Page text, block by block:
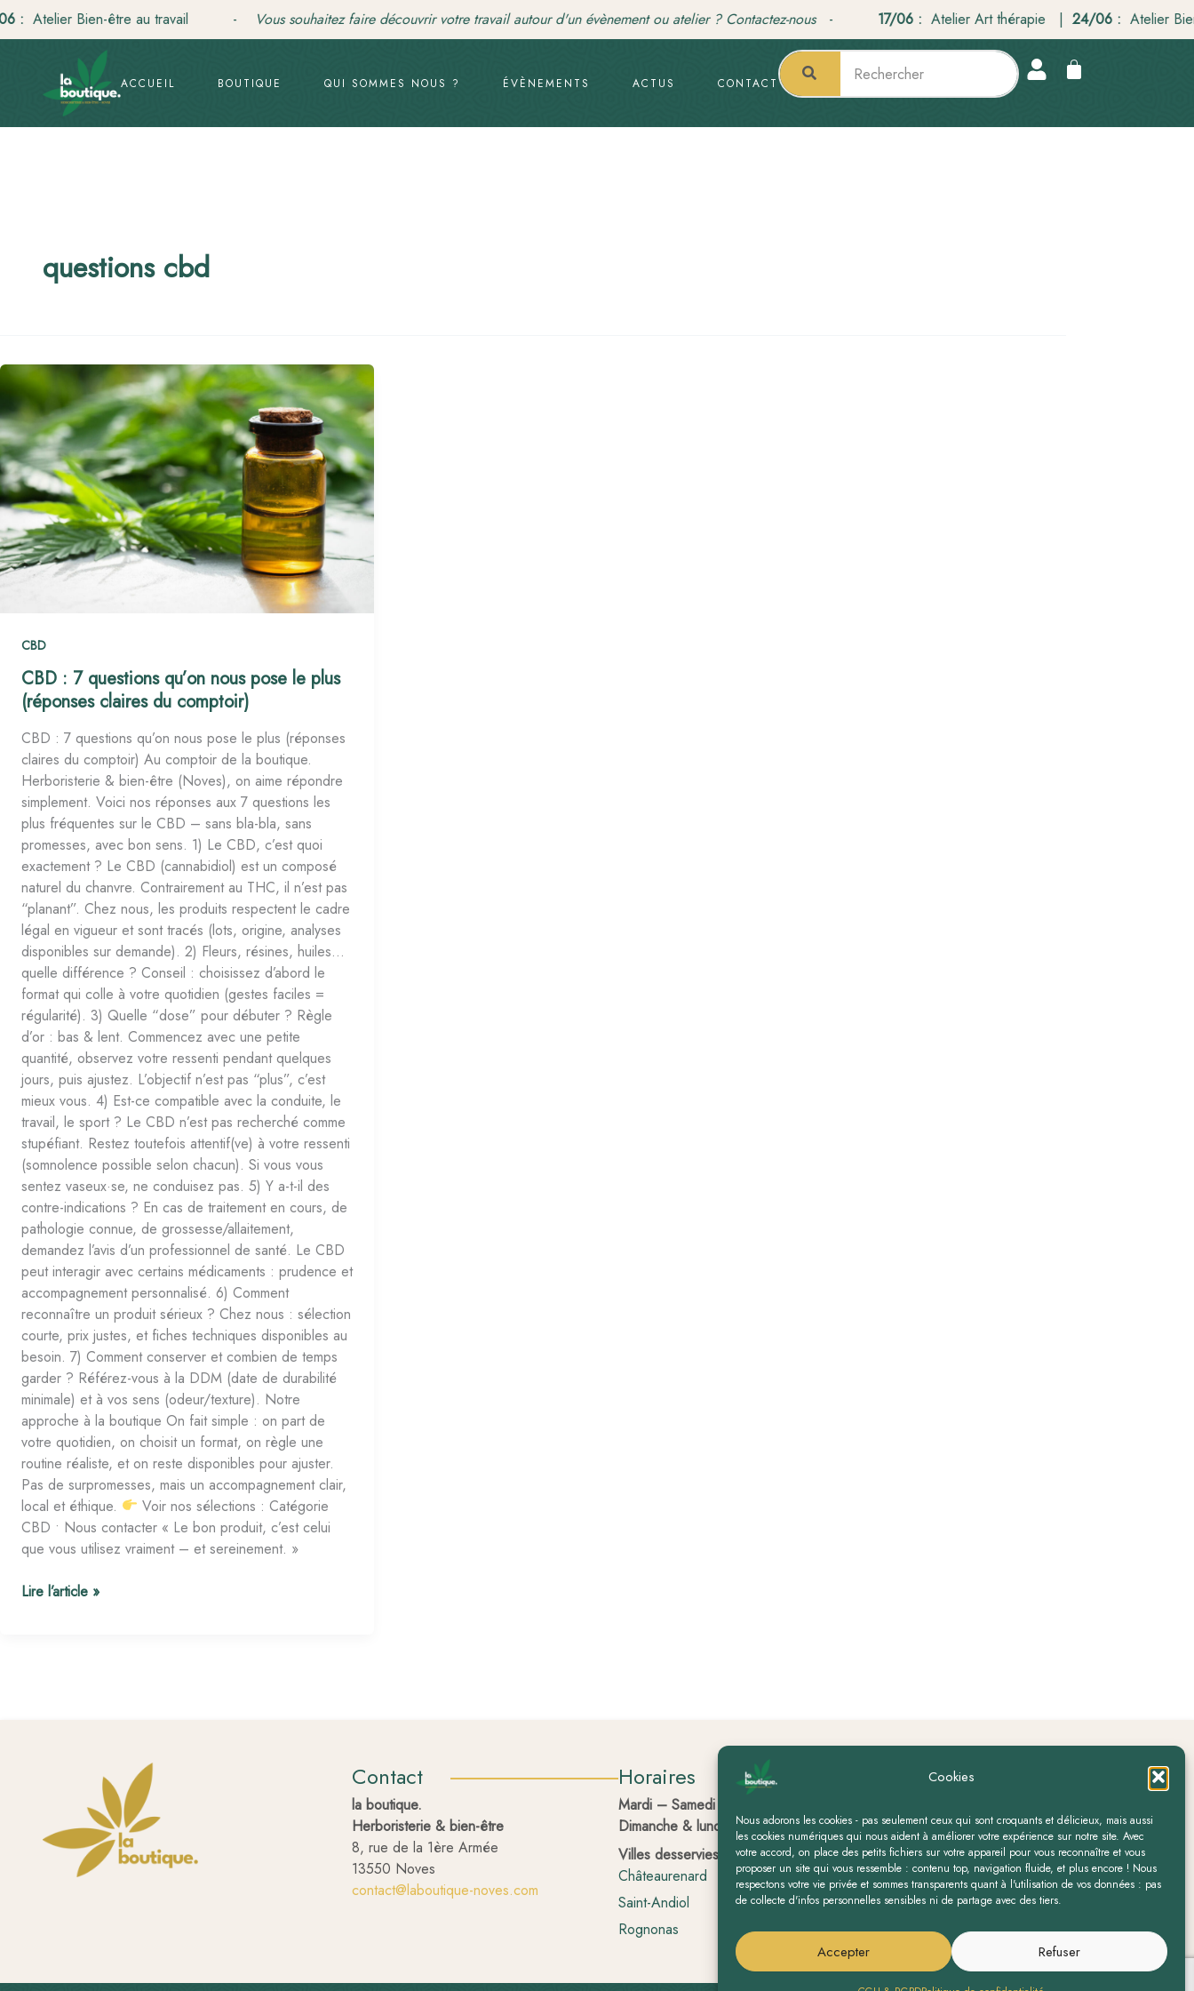
Cookies
Nous adorons les cookies - pas seulement ceux qui sont croquants et délicieux, mais aussi
les cookies numériques qui nous aident à améliorer votre expérience sur notre site. Avec
votre accord, on place des petits fichiers sur votre appareil pour vous reconnaître et vous
proposer un site qui vous ressemble : contenu top, navigation fluide, et plus encore ! Nous
respectons votre vie privée et sommes transparents quant à l'utilisation de vos données : pas
de collecte d'infos personnelles sensibles ni de partage avec des tiers.
Accepter Refuser
Aller
au
Bien-être au travail - Vous souhaitez faire découvrir votre travail autour d'un évènement ou atelier ? Contactez-nous- 17/06 :Atelier Art thérapie |24/06 :Atelier Bien-
ACCUEIL BOUTIQUE QUI SOMMES NOUS ? ÉVÈNEMENTS ACTUS CONTACT
questions cbd
CBD
CBD : 7 questions qu’on nous pose le plus
(réponses claires du comptoir)
CBD : 7 questions qu’on nous pose le plus (réponses
claires du comptoir) Au comptoir de la boutique.
Herboristerie & bien-être (Noves), on aime répondre
simplement. Voici nos réponses aux 7 questions les
plus fréquentes sur le CBD – sans bla-bla, sans
promesses, avec bon sens. 1) Le CBD, c’est quoi
exactement ? Le CBD (cannabidiol) est un composé
naturel du chanvre. Contrairement au THC, il n’est pas
“planant”. Chez nous, les produits respectent le cadre
légal en vigueur et sont tracés (lots, origine, analyses
disponibles sur demande). 2) Fleurs, résines, huiles…
quelle différence ? Conseil : choisissez d’abord le
format qui colle à votre quotidien (gestes faciles =
régularité). 3) Quelle “dose” pour débuter ? Règle
d’or : bas & lent. Commencez avec une petite
quantité, observez votre ressenti pendant quelques
jours, puis ajustez. L’objectif n’est pas “plus”, c’est
mieux vous. 4) Est-ce compatible avec la conduite, le
travail, le sport ? Le CBD n’est pas recherché comme
stupéfiant. Restez toutefois attentif(ve) à votre ressenti
(somnolence possible selon chacun). Si vous vous
sentez vaseux·se, ne conduisez pas. 5) Y a-t-il des
contre-indications ? En cas de traitement en cours, de
pathologie connue, de grossesse/allaitement,
demandez l’avis d’un professionnel de santé. Le CBD
peut interagir avec certains médicaments : prudence et
accompagnement personnalisé. 6) Comment
reconnaître un produit sérieux ? Chez nous : sélection
courte, prix justes, et fiches techniques disponibles au
besoin. 7) Comment conserver et combien de temps
garder ? Référez-vous à la DDM (date de durabilité
minimale) et à vos sens (odeur/texture). Notre
approche à la boutique On fait simple : on part de
votre quotidien, on choisit un format, on règle une
routine réaliste, et on reste disponibles pour ajuster.
Pas de surpromesses, mais un accompagnement clair,
local et éthique.
Voir nos sélections : Catégorie
CBD • Nous contacter « Le bon produit, c’est celui
que vous utilisez vraiment – et sereinement. »
CBD
7
questions
qu’on
nous
pose
le
plus
(réponses
Lire l’article »
Contact
la boutique.
Herboristerie & bien-être
8, rue de la 1ère Armée
13550 Noves
contact@laboutique-noves.com
Horaires
Mardi – Samedi :
Dimanche & lundi :FERMÉ
Villes desservies :
Châteaurenard
Eyragues
Saint-Andiol
St-Rémy-de-Pce
Rognonas
Cabannes
Suivez-nous !
laboutique.herboristerie